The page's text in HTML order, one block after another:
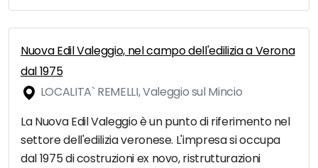
Nuova Edil Valeggio, nel campo dell'edilizia a Verona
dal 1975
LOCALITA` REMELLI, Valeggio sul Mincio
La Nuova Edil Valeggio è un punto di riferimento nel
settore dell'edilizia veronese. L'impresa si occupa
dal 1975 di costruzioni ex novo, ristrutturazioni